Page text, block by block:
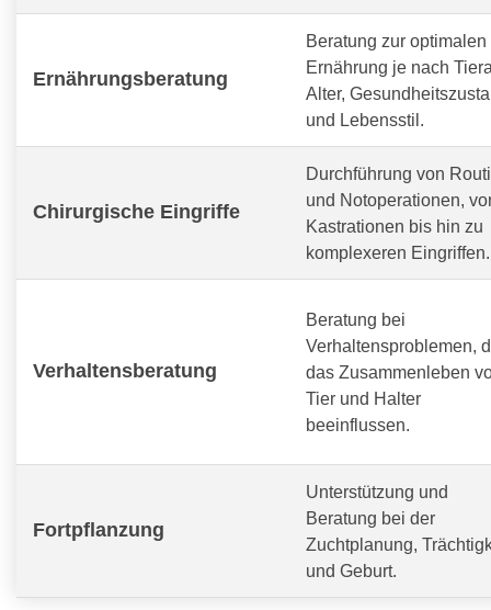
Ernährungsberatung
Beratung zur optimalen
Ernährung je nach
Alter,
und Lebensstil.
Chirurgische Eingriffe
Durchführung von
und Notoperationen,
Kastrationen bis hin zu
komplexeren Eingriffen.
Verhaltensberatung
Beratung bei
Verhaltensproblemen,
das Zusammenleben
Tier und Halter
beeinflussen.
Fortpflanzung
Unterstützung und
Beratung bei der
Zuchtplanung,
und Geburt.